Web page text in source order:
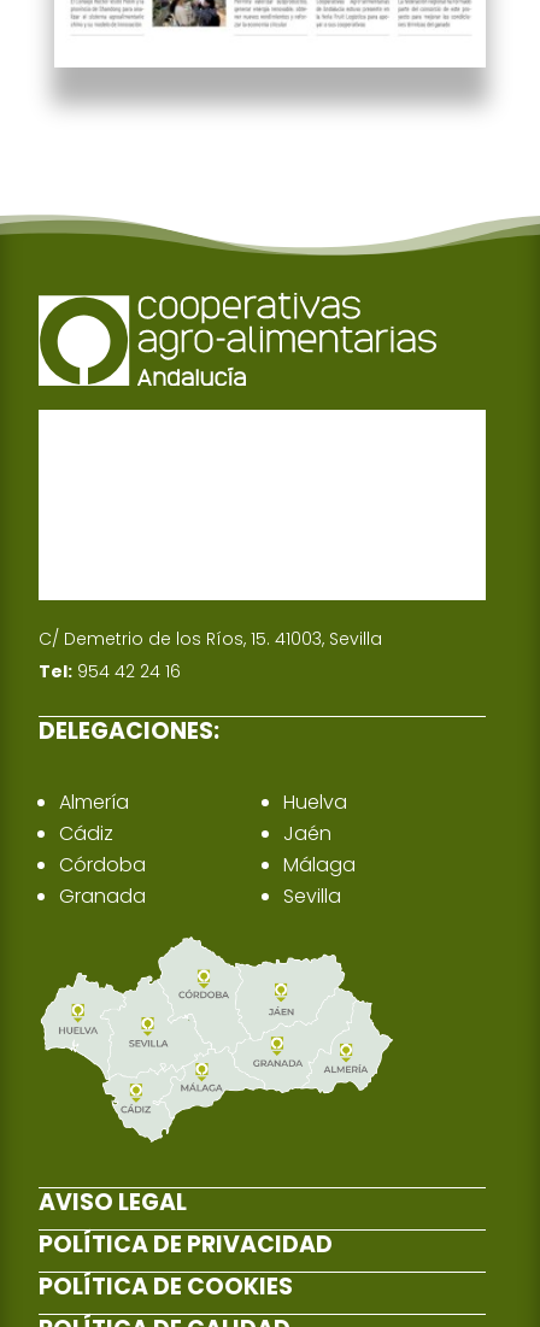
C/ Demetrio de los Ríos, 15. 41003, Sevilla
Tel: 954 42 24 16
DELEGACIONES:
Almería
Cádiz
Córdoba
Granada
Huelva
Jaén
Málaga
Sevilla
AVISO LEGAL
POLÍTICA DE PRIVACIDAD
POLÍTICA DE COOKIES